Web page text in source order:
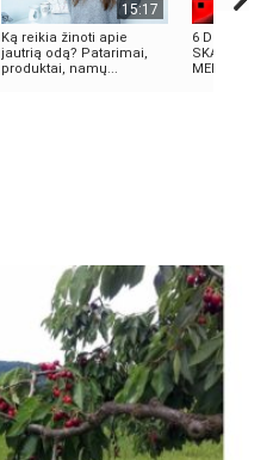
15:17
Ką reikia žinoti apie
jautrią odą? Patarimai,
produktai, namų...
6 DIDŽIAUSI
SKANDALAI:
MELAI IR